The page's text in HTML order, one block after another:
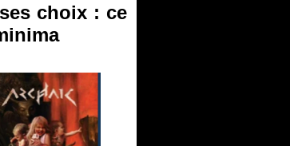
choix : ce